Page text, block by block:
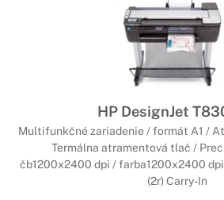
HP DesignJet
Multifunkčné zariadenie / formát A1 /
Termálna atramentová tlač /
čb1200x2400 dpi / farba1200x2400 dpi
(2r) Carry-In